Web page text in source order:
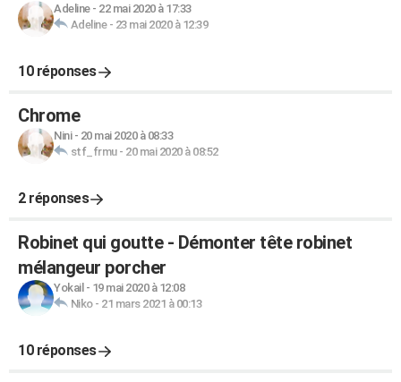
Adeline- 22 mai 2020 à 17:33
Adeline- 23 mai 2020 à 12:39
10 réponses
Chrome
Nini- 20 mai 2020 à 08:33
stf_frmu- 20 mai 2020 à 08:52
2 réponses
Robinet qui goutte - Démonter tête robinet
mélangeur porcher
Yokail - 19 mai 2020 à 12:08
Niko- 21 mars 2021 à 00:13
10 réponses